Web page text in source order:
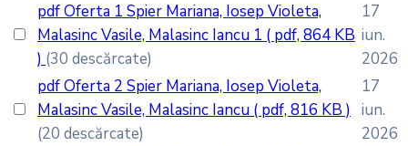
pdfOferta 1 Spier Mariana, Iosep Violeta,
Malasinc Vasile, Malasinc Iancu 1 ( pdf, 864 KB
) (30 descărcate)
17
iun.
2026
pdfOferta 2 Spier Mariana, Iosep Violeta,
Malasinc Vasile, Malasinc Iancu ( pdf, 816 KB )
(20 descărcate)
17
iun.
2026